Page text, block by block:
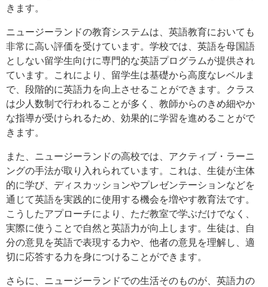
きます。
ニュージーランドの教育システムは、英語教育においても
非常に高い評価を受けています。学校では、英語を母国語
としない留学生向けに専門的な英語プログラムが提供され
ています。これにより、留学生は基礎から高度なレベルま
で、段階的に英語力を向上させることができます。クラス
は少人数制で行われることが多く、教師からのきめ細やか
な指導が受けられるため、効果的に学習を進めることがで
きます。
また、ニュージーランドの高校では、アクティブ・ラーニ
ングの手法が取り入れられています。これは、生徒が主体
的に学び、ディスカッションやプレゼンテーションなどを
通じて英語を実践的に使用する機会を増やす教育法です。
こうしたアプローチにより、ただ教室で学ぶだけでなく、
実際に使うことで自然と英語力が向上します。生徒は、自
分の意見を英語で表現する力や、他者の意見を理解し、適
切に応答する力を身につけることができます。
さらに、ニュージーランドでの生活そのものが、英語力の